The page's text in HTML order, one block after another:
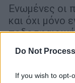
Do Not
If you wish to opt-
Ενωμένες οι
και όχι μόνο